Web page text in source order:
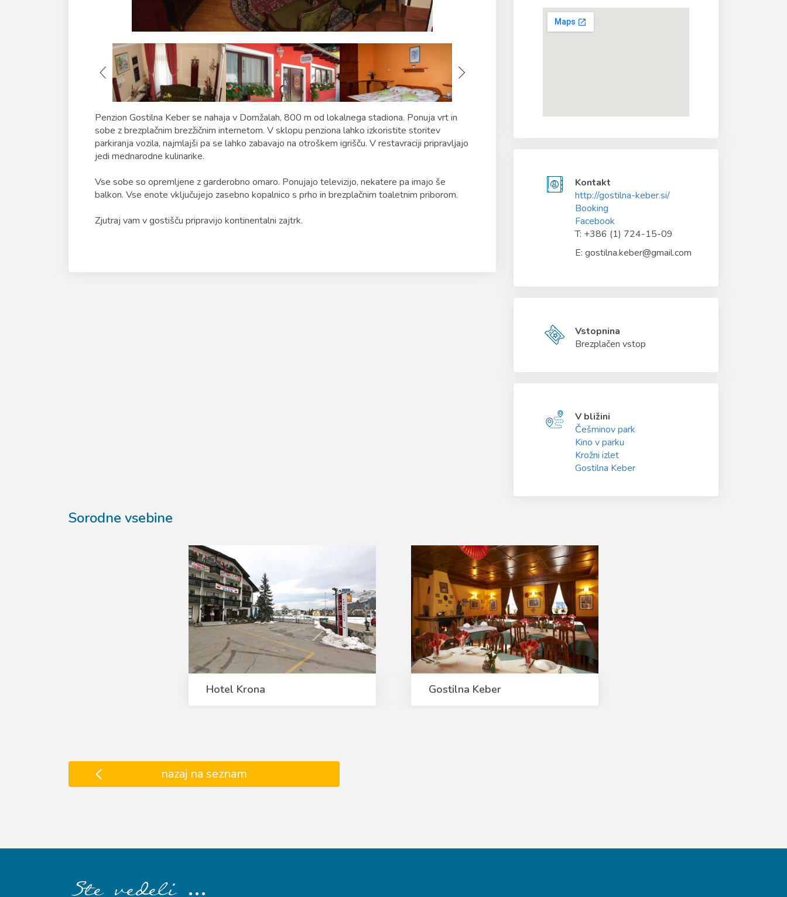
Penzion Gostilna Keber se nahaja v Domžalah, 800 m od lokalnega stadiona. Ponuja vrt in
sobe z brezplačnim brezžičnim internetom. V sklopu penziona lahko izkoristite storitev
parkiranja vozila, najmlajši pa se lahko zabavajo na otroškem igrišču. V restavraciji pripravljajo
jedi mednarodne kulinarike.
Vse sobe so opremljene z garderobno omaro. Ponujajo televizijo, nekatere pa imajo še
balkon. Vse enote vključujejo zasebno kopalnico s prho in brezplačnim toaletnim priborom.
Zjutraj vam v gostišču pripravijo kontinentalni zajtrk.
Kontakt
http://gostilna-keber.si/
Booking
Facebook
T: +386 (1) 724-15-09
E: gostilna.keber@gmail.com
Vstopnina
Brezplačen vstop
V bližini
Češminov park
Kino v parku
Krožni izlet
Gostilna Keber
Sorodne vsebine
Hotel Krona Gostilna Keber
nazaj na seznam
…